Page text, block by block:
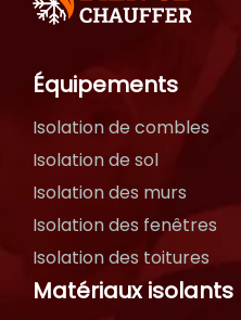
Équipements
Isolation de combles
Isolation de sol
Isolation des murs
Isolation des fenêtres
Isolation des toitures
Matériaux isolants